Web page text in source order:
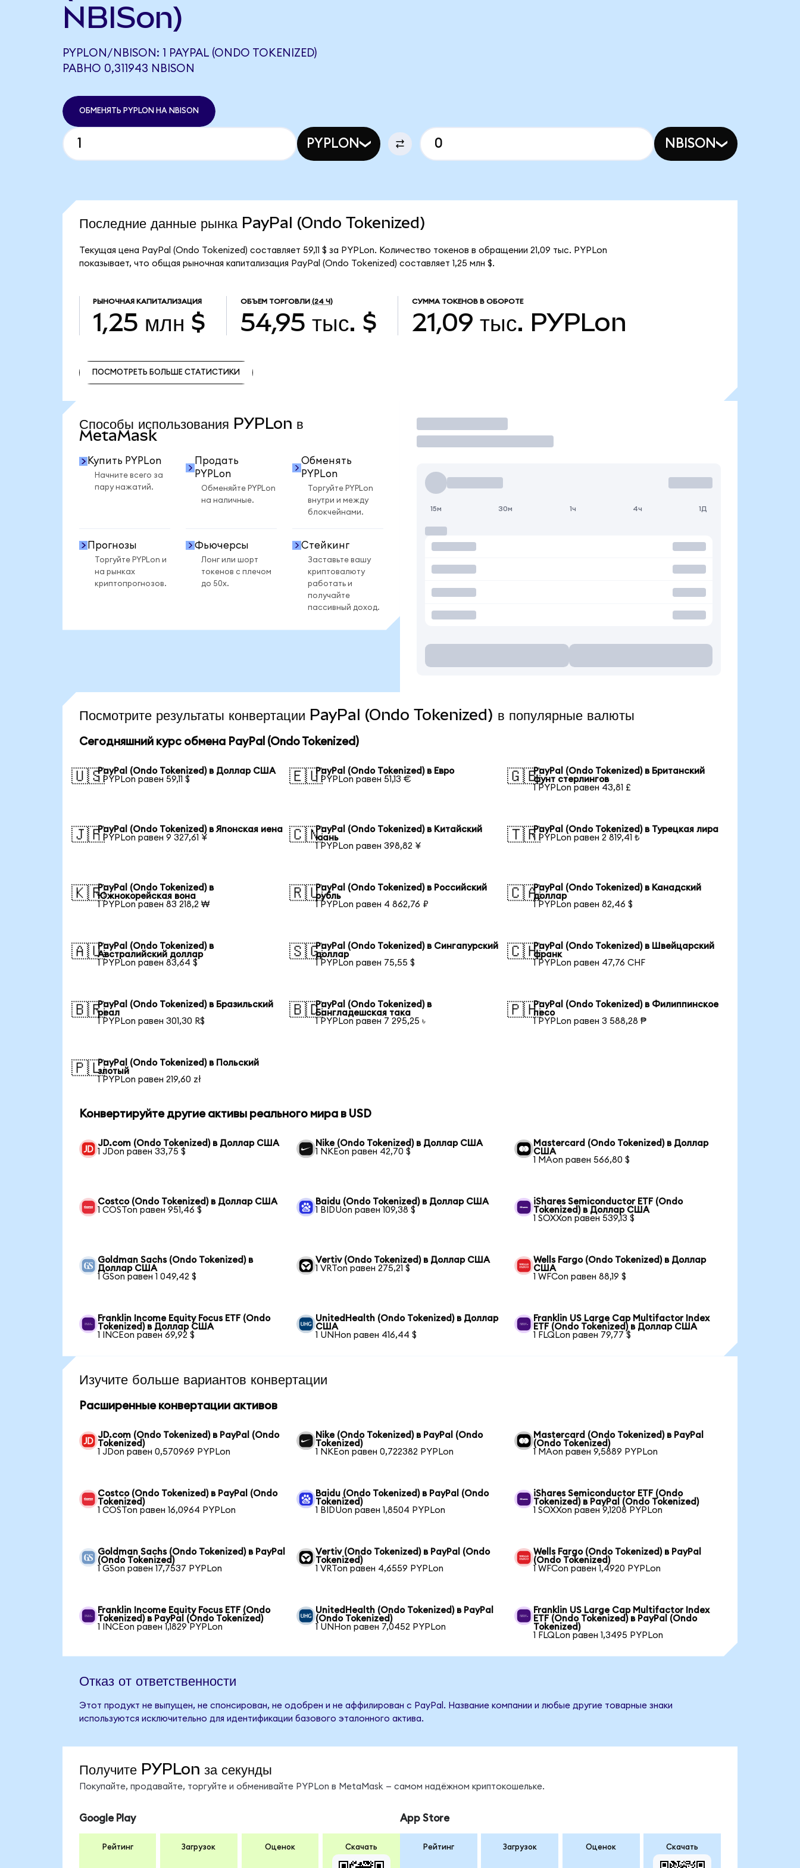
NBISon)
PYPLON/NBISON: 1 PAYPAL (ONDO TOKENIZED)
РАВНО 0,311943 NBISON
ОБМЕНЯТЬ PYPLON НА NBISON
PYPLON NBISON
Последние данные рынка PayPal (Ondo Tokenized)
Текущая цена PayPal (Ondo Tokenized) составляет 59,11 $ за PYPLon. Количество токенов в обращении 21,09 тыс. PYPLon
показывает, что общая рыночная капитализация PayPal (Ondo Tokenized) составляет 1,25 млн $.
РЫНОЧНАЯ КАПИТАЛИЗАЦИЯ
1,25 млн $
ОБЪЕМ ТОРГОВЛИ (24 Ч)
54,95 тыс. $
СУММА ТОКЕНОВ В ОБОРОТЕ
21,09 тыс. PYPLon
ПОСМОТРЕТЬ БОЛЬШЕ СТАТИСТИКИ
Способы использования PYPLon в
MetaMask
Купить PYPLon
Начните всего за
пару нажатий.
Продать
PYPLon
Обменяйте PYPLon
на наличные.
Обменять
PYPLon
Торгуйте PYPLon
внутри и между
блокчейнами.
Прогнозы
Торгуйте PYPLon и
на рынках
криптопрогнозов.
Фьючерсы
Лонг или шорт
токенов с плечом
до 50x.
Стейкинг
Заставьте вашу
криптовалюту
работать и
получайте
пассивный доход.
Торговать
15м 30м 1ч 4ч 1Д
Посмотрите результаты конвертации PayPal (Ondo Tokenized) в популярные валюты
Сегодняшний курс обмена PayPal (Ondo Tokenized)
🇺🇸PayPal (Ondo Tokenized) в Доллар США
1 PYPLon равен 59,11 $
🇪🇺PayPal (Ondo Tokenized) в Евро
1 PYPLon равен 51,13 €
🇬🇧PayPal (Ondo Tokenized) в Британский
фунт стерлингов
1 PYPLon равен 43,81 £
🇯🇵PayPal (Ondo Tokenized) в Японская иена
1 PYPLon равен 9 327,61 ¥
🇨🇳PayPal (Ondo Tokenized) в Китайский
юань
1 PYPLon равен 398,82 ¥
🇹🇷PayPal (Ondo Tokenized) в Турецкая лира
1 PYPLon равен 2 819,41 ₺
🇰🇷PayPal (Ondo Tokenized) в
Южнокорейская вона
1 PYPLon равен 83 218,2 ₩
🇷🇺PayPal (Ondo Tokenized) в Российский
рубль
1 PYPLon равен 4 862,76 ₽
🇨🇦PayPal (Ondo Tokenized) в Канадский
доллар
1 PYPLon равен 82,46 $
🇦🇺PayPal (Ondo Tokenized) в
Австралийский доллар
1 PYPLon равен 83,64 $
🇸🇬PayPal (Ondo Tokenized) в Сингапурский
доллар
1 PYPLon равен 75,55 $
🇨🇭PayPal (Ondo Tokenized) в Швейцарский
франк
1 PYPLon равен 47,76 CHF
🇧🇷PayPal (Ondo Tokenized) в Бразильский
реал
1 PYPLon равен 301,30 R$
🇧🇩PayPal (Ondo Tokenized) в
Бангладешская така
1 PYPLon равен 7 295,25 ৳
🇵🇭PayPal (Ondo Tokenized) в Филиппинское
песо
1 PYPLon равен 3 588,28 ₱
🇵🇱PayPal (Ondo Tokenized) в Польский
злотый
1 PYPLon равен 219,60 zł
Конвертируйте другие активы реального мира в USD
JD.com (Ondo Tokenized) в Доллар США
1 JDon равен 33,75 $
Nike (Ondo Tokenized) в Доллар США
1 NKEon равен 42,70 $
Mastercard (Ondo Tokenized) в Доллар
США
1 MAon равен 566,80 $
Costco (Ondo Tokenized) в Доллар США
1 COSTon равен 951,46 $
Baidu (Ondo Tokenized) в Доллар США
1 BIDUon равен 109,38 $
iShares Semiconductor ETF (Ondo
Tokenized) в Доллар США
1 SOXXon равен 539,13 $
Goldman Sachs (Ondo Tokenized) в
Доллар США
1 GSon равен 1 049,42 $
Vertiv (Ondo Tokenized) в Доллар США
1 VRTon равен 275,21 $
Wells Fargo (Ondo Tokenized) в Доллар
США
1 WFCon равен 88,19 $
Franklin Income Equity Focus ETF (Ondo
Tokenized) в Доллар США
1 INCEon равен 69,92 $
UnitedHealth (Ondo Tokenized) в Доллар
США
1 UNHon равен 416,44 $
Franklin US Large Cap Multifactor Index
ETF (Ondo Tokenized) в Доллар США
1 FLQLon равен 79,77 $
Изучите больше вариантов конвертации
Расширенные конвертации активов
JD.com (Ondo Tokenized) в PayPal (Ondo
Tokenized)
1 JDon равен 0,570969 PYPLon
Nike (Ondo Tokenized) в PayPal (Ondo
Tokenized)
1 NKEon равен 0,722382 PYPLon
Mastercard (Ondo Tokenized) в PayPal
(Ondo Tokenized)
1 MAon равен 9,5889 PYPLon
Costco (Ondo Tokenized) в PayPal (Ondo
Tokenized)
1 COSTon равен 16,0964 PYPLon
Baidu (Ondo Tokenized) в PayPal (Ondo
Tokenized)
1 BIDUon равен 1,8504 PYPLon
iShares Semiconductor ETF (Ondo
Tokenized) в PayPal (Ondo Tokenized)
1 SOXXon равен 9,1208 PYPLon
Goldman Sachs (Ondo Tokenized) в PayPal
(Ondo Tokenized)
1 GSon равен 17,7537 PYPLon
Vertiv (Ondo Tokenized) в PayPal (Ondo
Tokenized)
1 VRTon равен 4,6559 PYPLon
Wells Fargo (Ondo Tokenized) в PayPal
(Ondo Tokenized)
1 WFCon равен 1,4920 PYPLon
Franklin Income Equity Focus ETF (Ondo
Tokenized) в PayPal (Ondo Tokenized)
1 INCEon равен 1,1829 PYPLon
UnitedHealth (Ondo Tokenized) в PayPal
(Ondo Tokenized)
1 UNHon равен 7,0452 PYPLon
Franklin US Large Cap Multifactor Index
ETF (Ondo Tokenized) в PayPal (Ondo
Tokenized)
1 FLQLon равен 1,3495 PYPLon
Отказ от ответственности
Этот продукт не выпущен, не спонсирован, не одобрен и не аффилирован с PayPal. Название компании и любые другие товарные знаки
используются исключительно для идентификации базового эталонного актива.
Получите PYPLon за секунды
Покупайте, продавайте, торгуйте и обменивайте PYPLon в MetaMask — самом надёжном криптокошельке.
Google Play
Рейтинг Загрузок Оценок Скачать
App Store
Рейтинг Загрузок Оценок Скачать